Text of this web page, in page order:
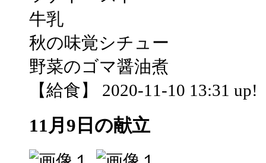
牛乳
秋の味覚シチュー
野菜のゴマ醤油煮
【給食】 2020-11-10 13:31 up!
11月9日の献立